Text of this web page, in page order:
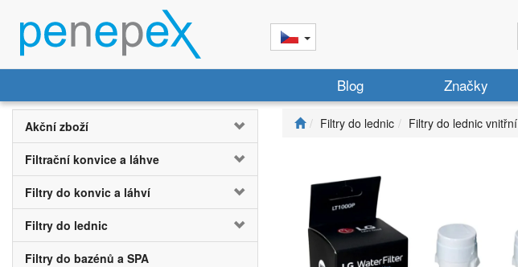
Blog Značky
Akční zboží
Filtrační konvice a láhve
Filtry do konvic a láhví
Filtry do lednic
Filtry do bazénů a SPA
Filtry do lednic Filtry do lednic vnitřní